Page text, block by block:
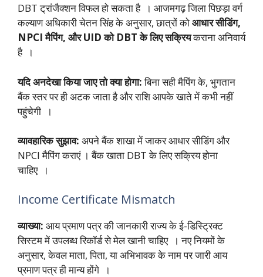
DBT ट्रांजैक्शन विफल हो सकता है । आजमगढ़ जिला पिछड़ा वर्ग
कल्याण अधिकारी चेतन सिंह के अनुसार, छात्रों कोआधार सीडिंग,
NPCI मैपिंग, और UID को DBT के लिए सक्रियकराना अनिवार्य
है ।
यदि अनदेखा किया जाए तो क्या होगा:बिना सही मैपिंग के, भुगतान
बैंक स्तर पर ही अटक जाता है और राशि आपके खाते में कभी नहीं
पहुंचेगी ।
व्यावहारिक सुझाव: अपने बैंक शाखा में जाकर आधार सीडिंग और
NPCI मैपिंग कराएं । बैंक खाता DBT के लिए सक्रिय होना
चाहिए ।
Income Certificate Mismatch
व्याख्या: आय प्रमाण पत्र की जानकारी राज्य के ई-डिस्ट्रिक्ट
सिस्टम में उपलब्ध रिकॉर्ड से मेल खानी चाहिए । नए नियमों के
अनुसार, केवल माता, पिता, या अभिभावक के नाम पर जारी आय
प्रमाण पत्र ही मान्य होंगे ।